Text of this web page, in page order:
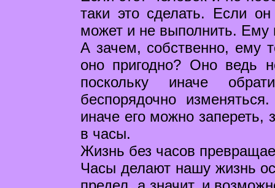
таки это сделать. Если
может и не выполнить. Ему
А зачем, собственно, ему
оно пригодно? Оно ведь
поскольку иначе
беспорядочно
иначе его можно запереть,
в часы.
Жизнь без часов
Часы делают нашу жизнь